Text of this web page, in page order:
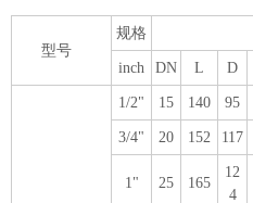
型号
规格
inch DN L D
1/2" 15 140 95
3/4" 20 152 117
1" 25 165
12
4